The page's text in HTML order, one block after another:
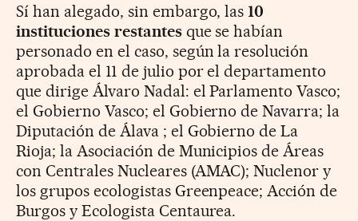
Sí han alegado, sin embargo, las 10
instituciones restantesque se habían
personado en el caso, según la resolución
aprobada el 11 de julio por el departamento
que dirige Álvaro Nadal: el Parlamento Vasco;
el Gobierno Vasco; el Gobierno de Navarra; la
Diputación de Álava ; el Gobierno de La
Rioja; la Asociación de Municipios de Áreas
con Centrales Nucleares (AMAC); Nuclenor y
los grupos ecologistas Greenpeace; Acción de
Burgos y Ecologista Centaurea.